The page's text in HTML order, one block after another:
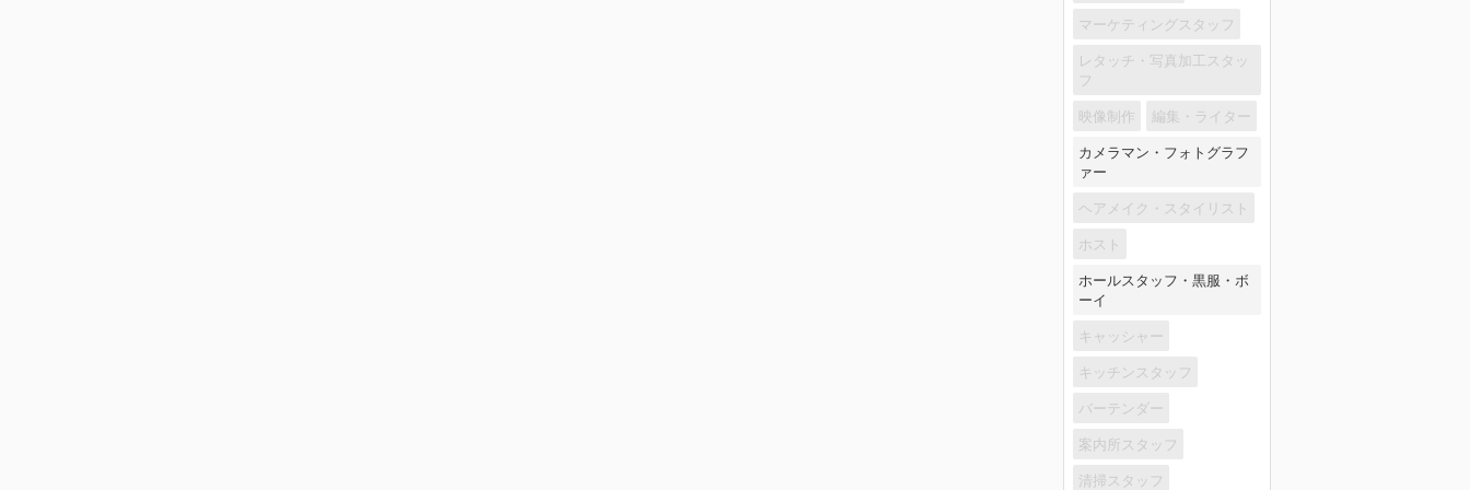
マーケティングスタッフ
レタッチ・写真加工スタッ
フ
映像制作 編集・ライター
カメラマン・フォトグラフ
ァー
ヘアメイク・スタイリスト
ホスト
ホールスタッフ・黒服・ボ
ーイ
キャッシャー
キッチンスタッフ
バーテンダー
案内所スタッフ
清掃スタッフ